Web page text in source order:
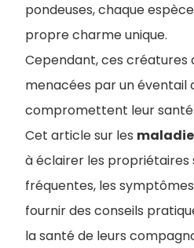
pondeuses, chaque
propre charme unique.
Cependant, ces créatures
menacées par un éventail
compromettent leur
Cet article sur les
à éclairer les propriétaires
fréquentes, les
fournir des conseils
la santé de leurs